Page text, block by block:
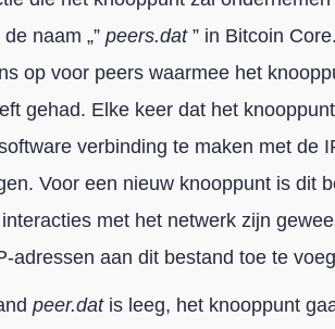
naam „” peers.dat” in Bitcoin
op voor peers waarmee het
gehad. Elke keer dat het
verbinding te maken met de
Voor een nieuw knooppunt is dit
met het netwerk zijn
adressen aan dit bestand toe te
peer.datis leeg, het knooppunt